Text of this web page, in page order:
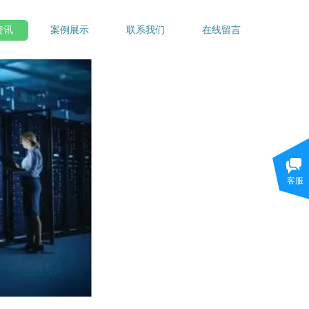
讯 案例展示 联系我们 在线留言
客服